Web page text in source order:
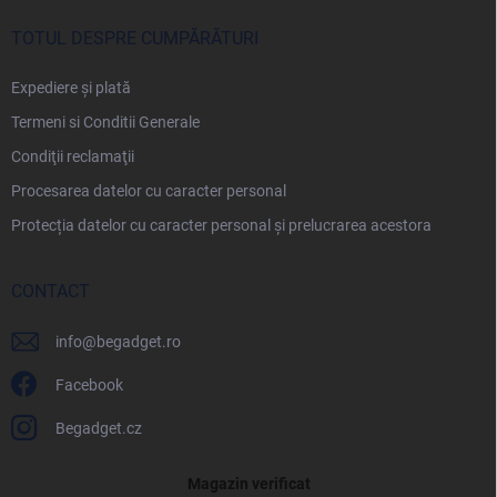
TOTUL DESPRE CUMPĂRĂTURI
Expediere și plată
Termeni si Conditii Generale
Condiţii reclamaţii
Procesarea datelor cu caracter personal
Protecția datelor cu caracter personal și prelucrarea acestora
CONTACT
info@begadget.ro
Facebook
Begadget.cz
Magazin verificat